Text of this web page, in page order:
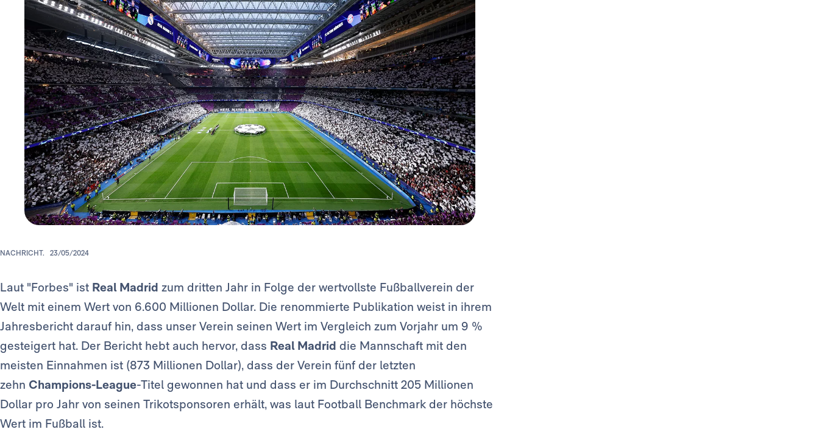
NACHRICHT. 23/05/2024
Laut "Forbes" ist Real Madrid zum dritten Jahr in Folge der wertvollste Fußballverein der
Welt mit einem Wert von 6.600 Millionen Dollar. Die renommierte Publikation weist in ihrem
Jahresbericht darauf hin, dass unser Verein seinen Wert im Vergleich zum Vorjahr um 9 %
gesteigert hat. Der Bericht hebt auch hervor, dass Real Madrid die Mannschaft mit den
meisten Einnahmen ist (873 Millionen Dollar), dass der Verein fünf der letzten
zehn Champions-League-Titel gewonnen hat und dass er im Durchschnitt 205 Millionen
Dollar pro Jahr von seinen Trikotsponsoren erhält, was laut Football Benchmark der höchste
Wert im Fußball ist.